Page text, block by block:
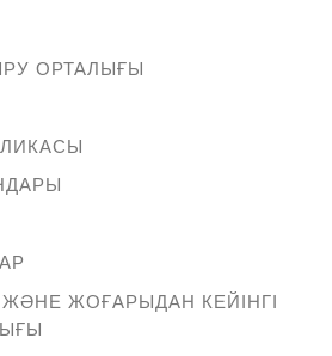
ОРТАЛЫҒЫ
ЖОҒАРЫДАН КЕЙІНГІ